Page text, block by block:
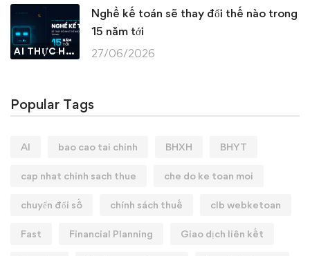
AI THỰC HÀNH
Nghề kế toán sẽ thay đổi thế nào trong
15 năm tới
27/06/2026
Popular Tags
AI bao cao tai chinh BHXH BHYT
cap nhat chinh sach thue che do ke toan moi
chuyển đổi số chính sách thuế clb webketoan
Fast Financial Planning Giao dịch liên kết